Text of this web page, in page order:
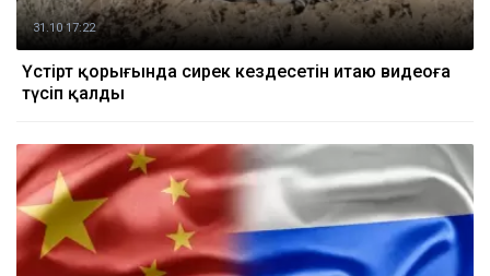
31.10 17:22
Үстірт қорығында сирек кездесетін итаю видеоға
түсіп қалды